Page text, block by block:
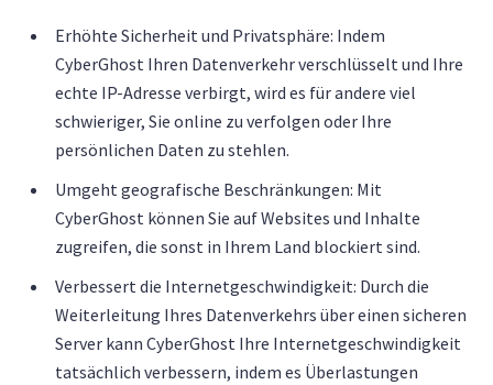
Erhöhte Sicherheit und Privatsphäre: Indem
CyberGhost Ihren Datenverkehr verschlüsselt und Ihre
echte IP-Adresse verbirgt, wird es für andere viel
schwieriger, Sie online zu verfolgen oder Ihre
persönlichen Daten zu stehlen.
Umgeht geografische Beschränkungen: Mit
CyberGhost können Sie auf Websites und Inhalte
zugreifen, die sonst in Ihrem Land blockiert sind.
Verbessert die Internetgeschwindigkeit: Durch die
Weiterleitung Ihres Datenverkehrs über einen sicheren
Server kann CyberGhost Ihre Internetgeschwindigkeit
tatsächlich verbessern, indem es Überlastungen